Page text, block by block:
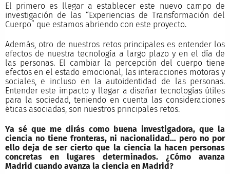
El primero es llegar a establecer este nuevo campo de
investigación de las “Experiencias de Transformación del
Cuerpo” que estamos abriendo con este proyecto.
Además, otro de nuestros retos principales es entender los
efectos de nuestra tecnología a largo plazo y en el día de
las personas. El cambiar la percepción del cuerpo tiene
efectos en el estado emocional, las interacciones motoras y
sociales, e incluso en la autoidentidad de las personas.
Entender este impacto y llegar a diseñar tecnologías útiles
para la sociedad, teniendo en cuenta las consideraciones
éticas asociadas, son nuestros principales retos.
Ya sé que me dirás como buena investigadora, que la
ciencia no tiene fronteras, ni nacionalidad… pero no por
ello deja de ser cierto que la ciencia la hacen personas
concretas en lugares determinados. ¿Cómo avanza
Madrid cuando avanza la ciencia en Madrid?